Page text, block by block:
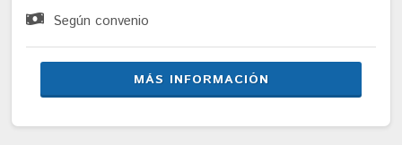
Según convenio
MÁS INFORMACIÓN